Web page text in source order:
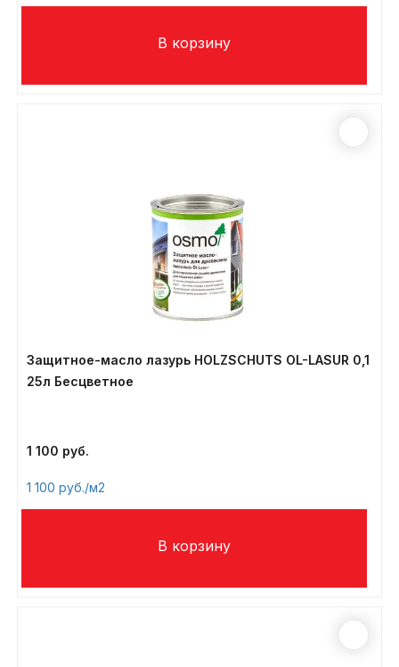
Защитное-масло лазурь HOLZSCHUTS OL-LASUR 0,1
25л Бесцветное
1 100
1 100 /м2